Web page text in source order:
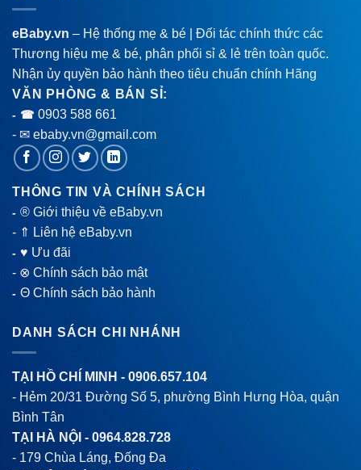
eBaby.vn – Hệ thống mẹ & bé | Đối tác chính thức các
Thương hiệu mẹ & bé, phân phối sỉ & lẻ trên toàn quốc.
Nhận ủy quyền bảo hành theo tiêu chuẩn chính Hãng
VĂN PHÒNG & BÁN SỈ:
- ☎ 0903 588 661
- ✉ ebaby.vn@gmail.com
THÔNG TIN VÀ CHÍNH SÁCH
-® Giới thiệu về eBaby.vn
- ⇑ Liên hệ eBaby.vn
-♥ Ưu đãi
- ⊗ Chính sách bảo mật
-Θ Chính sách bảo hành
DANH SÁCH CHI NHÁNH
TẠI HỒ CHÍ MINH - 0906.657.104
- Hẻm 20/31 Đường Số 5, phường Bình Hưng Hòa, quận
Bình Tân
TẠI HÀ NỘI - 0964.828.728
- 179 Chùa Láng, Đống Đa